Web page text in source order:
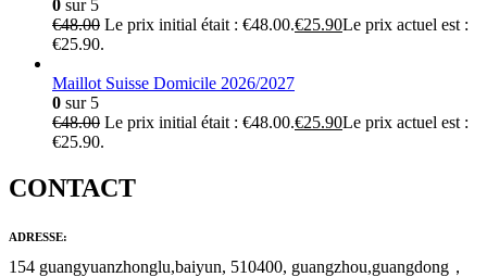
0 sur 5
€48.00 Le prix initial était : €48.00.€25.90Le prix actuel est :
€25.90.
Maillot Suisse Domicile 2026/2027
0 sur 5
€48.00 Le prix initial était : €48.00.€25.90Le prix actuel est :
€25.90.
CONTACT
ADRESSE:
154 guangyuanzhonglu,baiyun, 510400, guangzhou,guangdong，